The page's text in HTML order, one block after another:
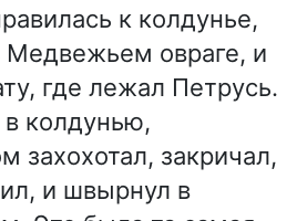
к колдунье,
Медвежьем овраге, и
где лежал Петрусь.
колдунью,
захохотал, закричал,
и швырнул в